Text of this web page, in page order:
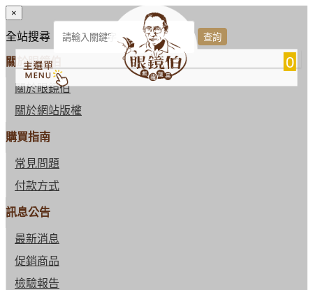
0
×
全站搜尋
關於眼鏡伯
關於眼鏡伯
關於網站版權
購買指南
常見問題
付款方式
訊息公告
最新消息
促銷商品
檢驗報告